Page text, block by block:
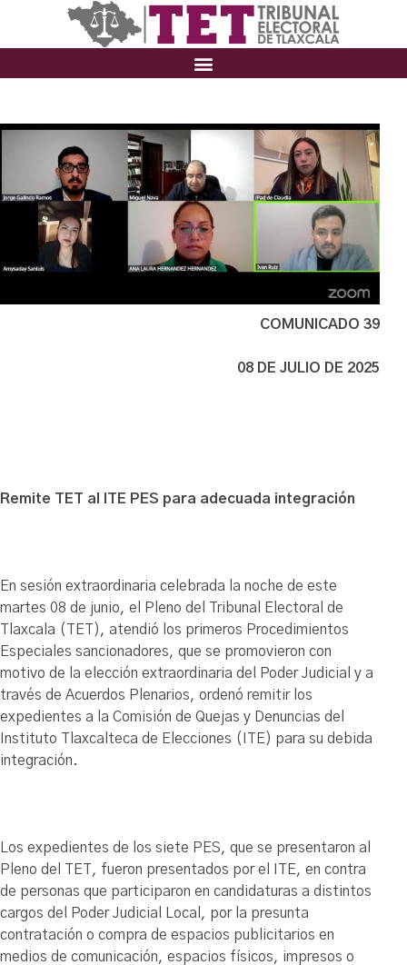
COMUNICADO 39
08 DE JULIO DE 2025
Remite TET al ITE PES para adecuada integración
En sesión extraordinaria celebrada la noche de este
martes 08 de junio, el Pleno del Tribunal Electoral de
Tlaxcala (TET), atendió los primeros Procedimientos
Especiales sancionadores, que se promovieron con
motivo de la elección extraordinaria del Poder Judicial y a
través de Acuerdos Plenarios, ordenó remitir los
expedientes a la Comisión de Quejas y Denuncias del
Instituto Tlaxcalteca de Elecciones (ITE) para su debida
integración.
Los expedientes de los siete PES, que se presentaron al
Pleno del TET, fueron presentados por el ITE, en contra
de personas que participaron en candidaturas a distintos
cargos del Poder Judicial Local, por la presunta
contratación o compra de espacios publicitarios en
medios de comunicación, espacios físicos, impresos o